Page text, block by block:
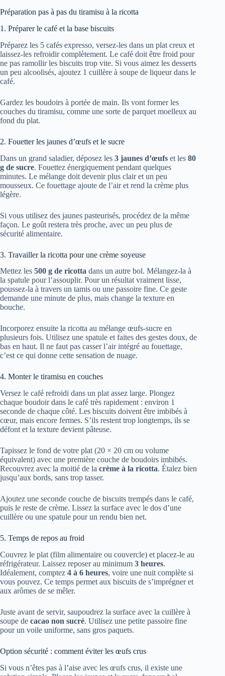
Préparation pas à pas du tiramisu à la ricotta
1. Préparer le café et la base biscuits
Préparez les 5 cafés expresso, versez-les dans un plat creux et
laissez-les refroidir complètement. Le café doit être froid pour
ne pas ramollir les biscuits trop vite. Si vous aimez les desserts
un peu alcoolisés, ajoutez 1 cuillère à soupe de liqueur dans le
café.
Gardez les boudoirs à portée de main. Ils vont former les
couches du tiramisu, comme une sorte de parquet moelleux au
fond du plat.
2. Fouetter les jaunes d’œufs et le sucre
Dans un grand saladier, déposez les 3 jaunes d’œufs et les 80
g de sucre. Fouettez énergiquement pendant quelques
minutes. Le mélange doit devenir plus clair et un peu
mousseux. Ce fouettage ajoute de l’air et rend la crème plus
légère.
Si vous utilisez des jaunes pasteurisés, procédez de la même
façon. Le goût restera très proche, avec un peu plus de
sécurité alimentaire.
3. Travailler la ricotta pour une crème soyeuse
Mettez les 500 g de ricotta dans un autre bol. Mélangez-la à
la spatule pour l’assouplir. Pour un résultat vraiment lisse,
poussez-la à travers un tamis ou une passoire fine. Ce geste
demande une minute de plus, mais change la texture en
bouche.
Incorporez ensuite la ricotta au mélange œufs-sucre en
plusieurs fois. Utilisez une spatule et faites des gestes doux, de
bas en haut. Il ne faut pas casser l’air intégré au fouettage,
c’est ce qui donne cette sensation de nuage.
4. Monter le tiramisu en couches
Versez le café refroidi dans un plat assez large. Plongez
chaque boudoir dans le café très rapidement : environ 1
seconde de chaque côté. Les biscuits doivent être imbibés à
cœur, mais encore fermes. S’ils restent trop longtemps, ils se
défont et la texture devient pâteuse.
Tapissez le fond de votre plat (20 × 20 cm ou volume
équivalent) avec une première couche de boudoirs imbibés.
Recouvrez avec la moitié de la crème à la ricotta. Étalez bien
jusqu’aux bords, sans trop tasser.
Ajoutez une seconde couche de biscuits trempés dans le café,
puis le reste de crème. Lissez la surface avec le dos d’une
cuillère ou une spatule pour un rendu bien net.
5. Temps de repos au froid
Couvrez le plat (film alimentaire ou couvercle) et placez-le au
réfrigérateur. Laissez reposer au minimum 3 heures.
Idéalement, comptez 4 à 6 heures, voire une nuit complète si
vous pouvez. Ce temps permet aux biscuits de s’imprégner et
aux arômes de se mêler.
Juste avant de servir, saupoudrez la surface avec la cuillère à
soupe de cacao non sucré. Utilisez une petite passoire fine
pour un voile uniforme, sans gros paquets.
Option sécurité : comment éviter les œufs crus
Si vous n’êtes pas à l’aise avec les œufs crus, il existe une